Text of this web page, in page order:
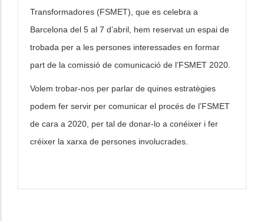
Transformadores (FSMET), que es celebra a
Barcelona del 5 al 7 d’abril, hem reservat un espai de
trobada per a les persones interessades en formar
part de la comissió de comunicació de l’FSMET 2020.
Volem trobar-nos per parlar de quines estratègies
podem fer servir per comunicar el procés de l’FSMET
de cara a 2020, per tal de donar-lo a conéixer i fer
créixer la xarxa de persones involucrades.